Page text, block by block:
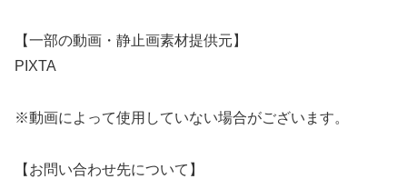
【一部の動画・静止画素材提供元】
PIXTA
※動画によって使用していない場合がございます。
【お問い合わせ先について】